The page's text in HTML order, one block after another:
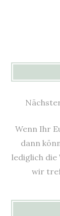
Wenn Ihr
dann
lediglich die
wir